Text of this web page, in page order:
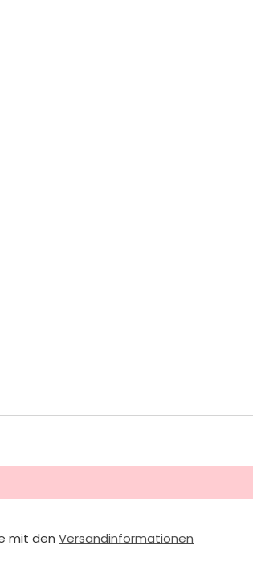
mit denVersandinformationen